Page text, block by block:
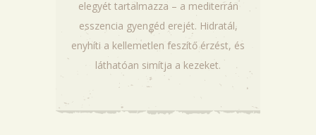
elegyét tartalmazza – a mediterrán
esszencia gyengéd erejét. Hidratál,
enyhíti a kellemetlen feszítő érzést, és
láthatóan simítja a kezeket.